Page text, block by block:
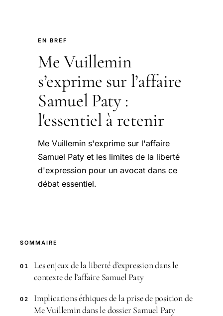
EN BREF
Me Vuillemin
s’exprime sur l’affaire
Samuel Paty :
l'essentiel à retenir
Me Vuillemin s'exprime sur l'affaire
Samuel Paty et les limites de la liberté
d'expression pour un avocat dans ce
débat essentiel.
SOMMAIRE
01
Les enjeux de la liberté d’expression dans le
contexte de l’affaire Samuel Paty
02
Implications éthiques de la prise de position de
Me Vuillemin dans le dossier Samuel Paty